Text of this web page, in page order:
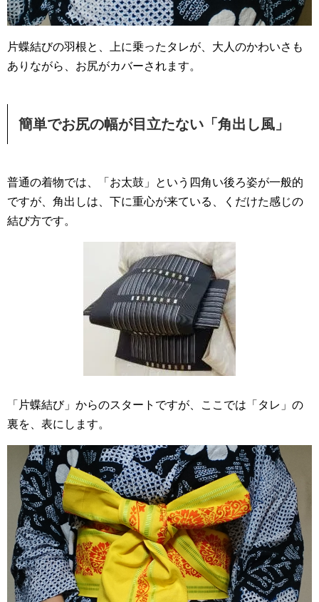
片蝶結びの羽根と、上に乗ったタレが、大人のかわいさも
ありながら、お尻がカバーされます。
簡単でお尻の幅が目立たない「角出し風」
普通の着物では、「お太鼓」という四角い後ろ姿が一般的
ですが、角出しは、下に重心が来ている、くだけた感じの
結び方です。
「片蝶結び」からのスタートですが、ここでは「タレ」の
裏を、表にします。